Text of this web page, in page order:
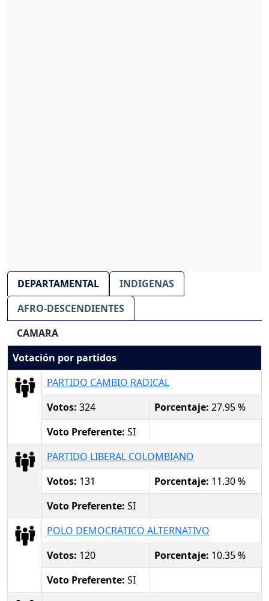
DEPARTAMENTAL
INDIGENAS
AFRO-DESCENDIENTES
CAMARA
Votación por partidos
PARTIDO CAMBIO RADICAL
Votos: 324 Porcentaje: 27.95 %
Voto Preferente: SI
PARTIDO LIBERAL COLOMBIANO
Votos: 131 Porcentaje: 11.30 %
Voto Preferente: SI
POLO DEMOCRATICO ALTERNATIVO
Votos: 120 Porcentaje: 10.35 %
Voto Preferente: SI